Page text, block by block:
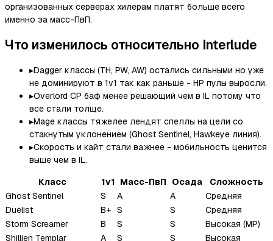
организованных серверах хилерам платят больше всего
именно за масс-ПвП.
Что изменилось относительно Interlude
▸Dagger классы (TH, PW, AW) остались сильными но уже
не доминируют в 1v1 так как раньше - HP пулы выросли.
▸Overlord CP баф менее решающий чем в IL потому что
все стали толще.
▸Mage классы тяжелее лендят спеллы на цели со
стакнутым уклонением (Ghost Sentinel, Hawkeye линия).
▸Скорость и кайт стали важнее - мобильность ценится
выше чем в IL.
Класс
1v1 Масс-ПвП Осада
Сложность
Ghost Sentinel
S A A
Средняя
Duelist
B+ S S
Средняя
Storm Screamer
B S S
Высокая (MP)
Shillien Templar
A S S Высокая